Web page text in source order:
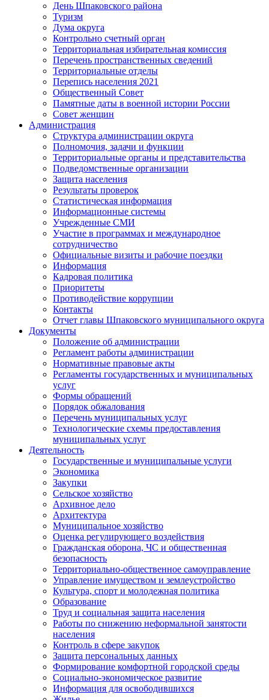
День Шпаковского района
Туризм
Дума округа
Контрольно счетный орган
Территориальная избирательная комиссия
Перечень пространственных сведений
Территориальные отделы
Перепись населения 2021
Общественный Совет
Памятные даты в военной истории России
Совет женщин
Администрация
Структура администрации округа
Полномочия, задачи и функции
Территориальные органы и представительства
Подведомственные организации
Защита населения
Результаты проверок
Статистическая информация
Информационные системы
Учрежденные СМИ
Участие в программах и международное
сотрудничество
Официальные визиты и рабочие поездки
Информация
Кадровая политика
Приоритеты
Противодействие коррупции
Контакты
Отчет главы Шпаковского муниципального округа
Документы
Положение об администрации
Регламент работы администрации
Нормативные правовые акты
Регламенты государственных и муниципальных
услуг
Формы обращений
Порядок обжалования
Перечень муниципальных услуг
Технологические схемы предоставления
муниципальных услуг
Деятельность
Государственные и муниципальные услуги
Экономика
Закупки
Сельское хозяйство
Архивное дело
Архитектура
Муниципальное хозяйство
Оценка регулирующего воздействия
Гражданская оборона, ЧС и общественная
безопасность
Территориально-общественное самоуправление
Управление имуществом и землеустройство
Культура, спорт и молодежная политика
Образование
Труд и социальная защита населения
Работы по снижению неформальной занятости
населения
Контроль в сфере закупок
Защита персональных данных
Формирование комфортной городской среды
Социально-экономическое развитие
Информация для освободившихся